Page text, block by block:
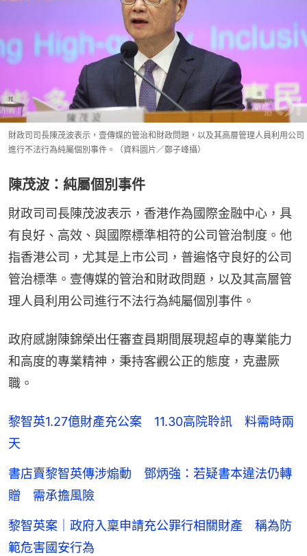
財政司司長陳茂波表示，壹傳媒的管治和財政問題，以及其高層管理人員利用公司
進行不法行為純屬個別事件。（資料圖片／鄭子峰攝）
陳茂波：純屬個別事件
財政司司長陳茂波表示，香港作為國際金融中心，具
有良好、高效、與國際標準相符的公司管治制度。他
指香港公司，尤其是上市公司，普遍恪守良好的公司
管治標準。壹傳媒的管治和財政問題，以及其高層管
理人員利用公司進行不法行為純屬個別事件。
政府感謝陳錦榮出任審查員期間展現超卓的專業能力
和高度的專業精神，秉持客觀公正的態度，克盡厥
職。
黎智英1.27億財產充公案 11.30高院聆訊 料需時兩
天
書店賣黎智英傳涉煽動 鄧炳強：若疑書本違法仍轉
贈 需承擔風險
黎智英案｜政府入稟申請充公罪行相關財產 稱為防
範危害國安行為